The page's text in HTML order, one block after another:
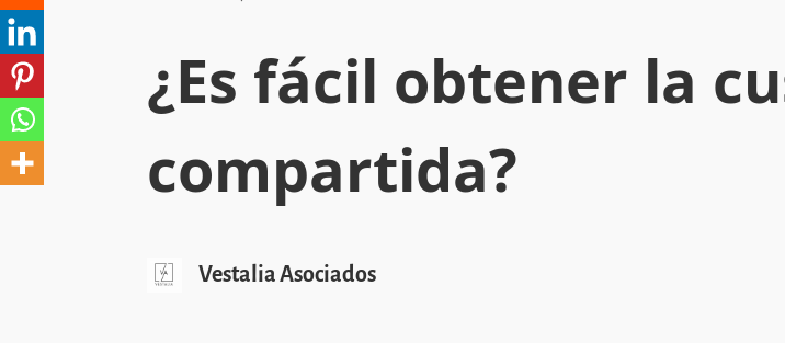
¿Es fácil obtener la
compartida?
Vestalia Asociados